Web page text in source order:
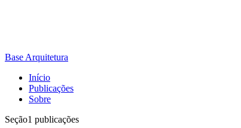
Base Arquitetura
Início
Publicações
Sobre
Seção1 publicações